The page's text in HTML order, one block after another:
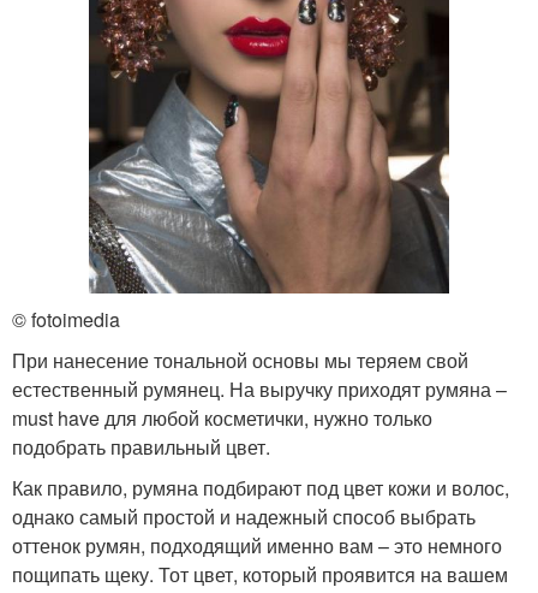
© fotoimedia
При нанесение тональной основы мы теряем свой
естественный румянец. На выручку приходят румяна –
must have для любой косметички, нужно только
подобрать правильный цвет.
Как правило, румяна подбирают под цвет кожи и волос,
однако самый простой и надежный способ выбрать
оттенок румян, подходящий именно вам – это немного
пощипать щеку. Тот цвет, который проявится на вашем